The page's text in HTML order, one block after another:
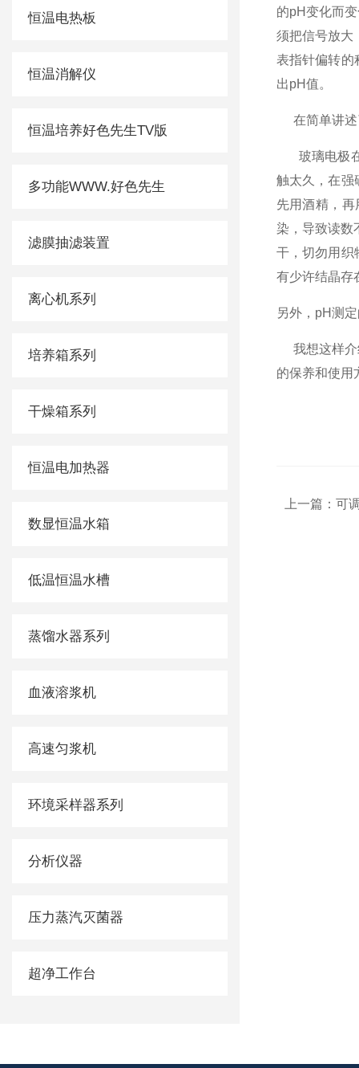
恒温电热板
恒温消解仪
恒温培养好色先生TV版
多功能WWW.好色先生
滤膜抽滤装置
离心机系列
培养箱系列
干燥箱系列
恒温电加热器
数显恒温水箱
低温恒温水槽
蒸馏水器系列
血液溶浆机
高速匀浆机
环境采样器系列
分析仪器
压力蒸汽灭菌器
超净工作台
的pH变化而变
须把信号放大
表指针偏转的
出pH值。
在简单讲述
玻璃电极
触太久，
先用酒精，
染，导致读
干，切勿用
有少许结晶存在
另外，pH测
我想这样介
的保养和使用
上一篇： 可